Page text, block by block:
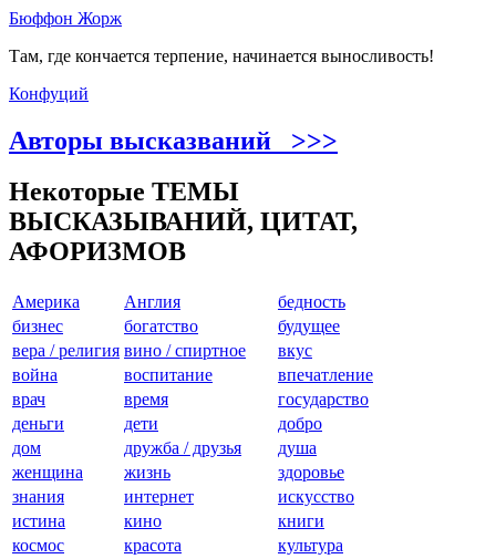
Бюффон Жорж
Там, где кончается терпение, начинается выносливость!
Конфуций
Авторы высказваний >>>
Некоторые ТЕМЫ
ВЫСКАЗЫВАНИЙ, ЦИТАТ,
АФОРИЗМОВ
Америкa Англия
бедность
бизнес
богатство
будущее
вера / религия вино / спиртное
вкус
война
воспитание
впечатление
врач
время
государство
деньги
дети
добро
дом
дружба / друзья
душа
женщина
жизнь
здоровье
знания
интернет
искусство
истина
кино
книги
космос
красота
культура